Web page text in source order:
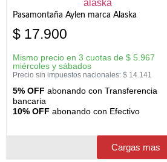
Pasamontaña Aylen marca Alaska
$ 17.900
Mismo precio en 3 cuotas de $ 5.967
miércoles y sábados
Precio sin impuestos nacionales: $ 14.141
5% OFF abonando con Transferencia
bancaria
10% OFF abonando con Efectivo
Cargas mas